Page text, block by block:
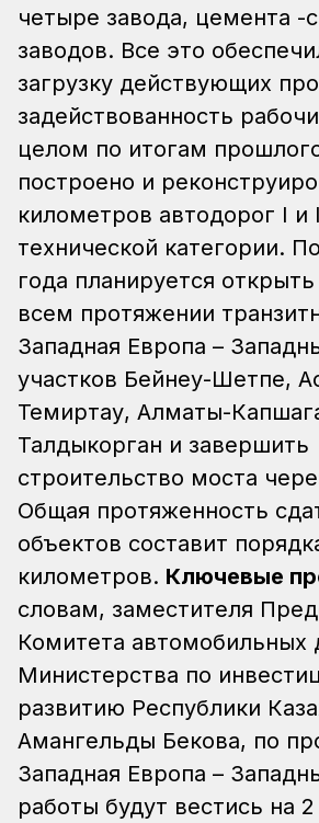
четыре завода, цемента -
заводов. Все это
загрузку действующих
задействованность
целом по итогам
построено и
километров автодорог I и
технической категории.
года планируется
всем протяжении
Западная Европа –
участков Бейнеу-Шетпе,
Темиртау, Алматы-
Талдыкорган и завершить
строительство моста
Общая протяженность
объектов составит
километров. Ключевые
словам, заместителя
Комитета автомобильных
Министерства по
развитию Республики
Амангельды Бекова, по
Западная Европа –
работы будут вестись на